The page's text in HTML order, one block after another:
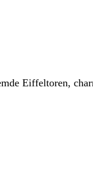
Eiffeltoren,